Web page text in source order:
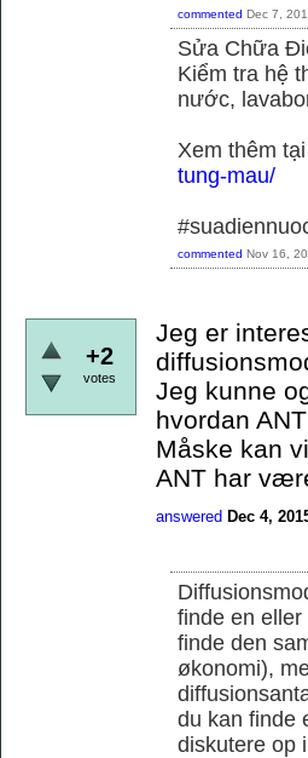
commented Dec 7,
Sửa Chữa
Kiểm tra hệ
nước,
Xem thêm
tung-mau/
commented Nov 16,
+2
votes
Jeg er
Jeg kunne
hvordan
Måske kan
ANT har
answered Dec 4,
finde en
finde den
økonomi),
du kan finde
diskutere op